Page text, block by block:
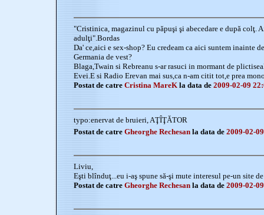
"Cristinica, magazinul cu păpuşi şi abecedare e după colţ.
adulţi".Bordas
Da' ce,aici e sex-shop? Eu credeam ca aici suntem inainte
Germania de vest?
Blaga,Twain si Rebreanu s-ar rasuci in mormant de
Evei.E si Radio Erevan mai sus,ca n-am citit tot,e prea
Postat de catre Cristina MareK la data de 2009-02-09
typo:enervat de bruieri, AŢÎŢĂTOR
Postat de catre Gheorghe Rechesan la data de 2009-02-
Liviu,
Eşti blînduţ...eu i-aş spune să-şi mute interesul pe-un site
Postat de catre Gheorghe Rechesan la data de 2009-02-